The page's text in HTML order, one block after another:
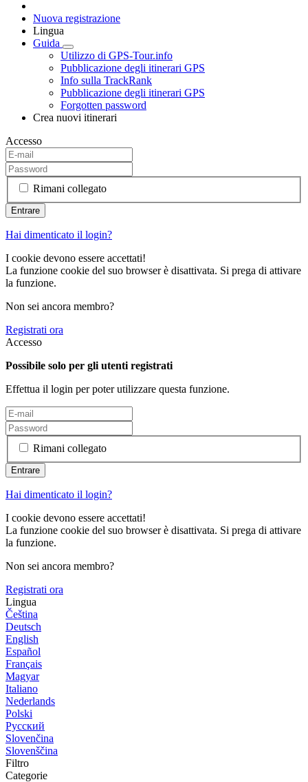
Nuova registrazione
Lingua
Guida
Utilizzo di GPS-Tour.info
Pubblicazione degli itinerari GPS
Info sulla TrackRank
Pubblicazione degli itinerari GPS
Forgotten password
Crea nuovi itinerari
Accesso
Rimani collegato
Hai dimenticato il login?
I cookie devono essere accettati!
La funzione cookie del suo browser è disattivata. Si prega di attivare
la funzione.
Non sei ancora membro?
Registrati ora
Accesso
Possibile solo per gli utenti registrati
Effettua il login per poter utilizzare questa funzione.
Rimani collegato
Hai dimenticato il login?
I cookie devono essere accettati!
La funzione cookie del suo browser è disattivata. Si prega di attivare
la funzione.
Non sei ancora membro?
Registrati ora
Lingua
Čeština
Deutsch
English
Español
Français
Magyar
Italiano
Nederlands
Polski
Русский
Slovenčina
Slovenščina
Filtro
Categorie